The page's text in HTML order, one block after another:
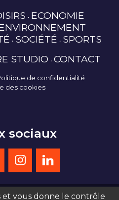
ECONOMIE
SOCIÉTÉ SPORTS
STUDIO CONTACT
de confidentialité
des cookies
sociaux
et vous donne le contrôle